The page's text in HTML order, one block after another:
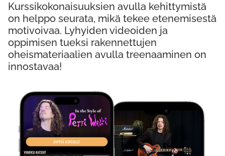
Kurssikokonaisuuksien avulla kehittymistä
on helppo seurata, mikä tekee etenemisestä
motivoivaa. Lyhyiden videoiden ja
oppimisen tueksi rakennettujen
oheismateriaalien avulla treenaaminen on
innostavaa!